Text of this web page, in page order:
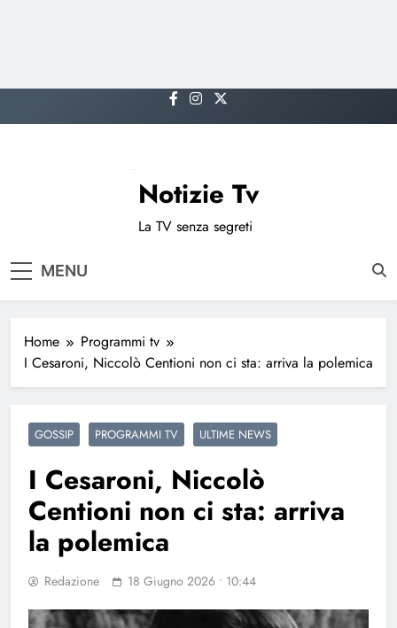
to
Notizie Tv
La TV senza segreti
MENU
Home
Programmi tv
I Cesaroni, Niccolò Centioni non ci sta: arriva la polemica
GOSSIP PROGRAMMI TV ULTIME NEWS
I Cesaroni, Niccolò
Centioni non ci sta: arriva
la polemica
Redazione 18 Giugno 2026 • 10:44